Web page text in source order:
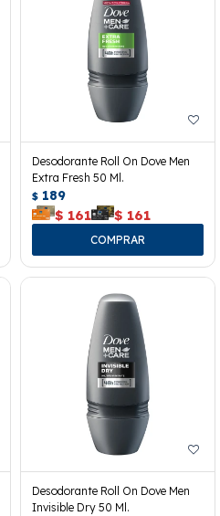
Desodorante Roll On Dove Men
Extra Fresh 50 Ml.
$ 189
$ 161 $ 161
Desodorante Roll On Dove Men
Invisible Dry 50 Ml.